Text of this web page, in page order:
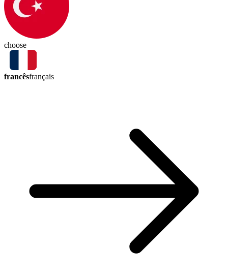
choose
francêsfrançais